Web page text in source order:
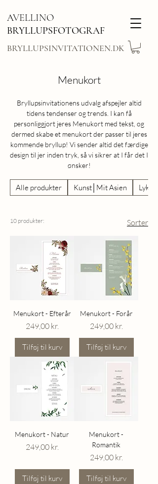
AVELLINO
BRYLLUPSFOTOGRAF
BRYLLUPSINVITATIONEN.DK
Menukort
Bryllupsinvitationens udvalg afspejler altid
tidens tendenser og trends. I kan få
personliggjort jeres Menukort med tekst, og
dermed skabe et menukort der passer til jeres
kommende bryllup! Vi sender altid det færdige
design til jer inden tryk, så vi sikrer at I får det I
ønsker!
Alle produkter Kunst│Mit Asien
10 produkter: Sorter
Menukort - Efterår
Pris
249,00 kr.
Tilføj til kurv
Menukort - Forår
Pris
249,00 kr.
Tilføj til kurv
Menukort - Natur
Pris
249,00 kr.
Tilføj til kurv
Menukort -
Romantik
Pris
249,00 kr.
Tilføj til kurv